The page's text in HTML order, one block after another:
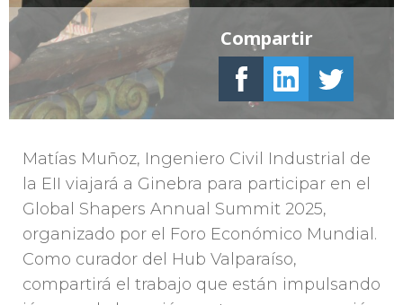
Matías Muñoz, Ingeniero Civil Industrial de
la EII viajará a Ginebra para participar en el
Global Shapers Annual Summit 2025,
organizado por el Foro Económico Mundial.
Como curador del Hub Valparaíso,
compartirá el trabajo que están impulsando
Compartir